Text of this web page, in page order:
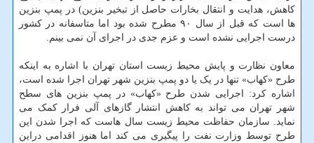
کاهش، هدایت و انتقال بخارات حاصل از تبخیر بنزین) در پمپ بنزین
ها است که قبل از سال ۹۰ مطرح شده بود اما متاسفانه در کشور
درست اجرایی نشده است و عزم جدی در اجرای آن نمی بینم.
معاون نظارت و پایش محیط زیست استان تهران با اشاره به اینکه
طرح «کهاب» تنها در یک یا دو پمپ بنزین شهر تهران اجرا شده است،
اشاره کرد: اجرایی شدن طرح «کهاب» در پمپ بنزین های سطح
شهر تهران می تواند به کاهش انتشار گازهای آلی فرار کمک می
نماید. سازمان حفاظت محیط زیست سال هاست که اجرا شدن این
طرح توسط وزارت نفت را پیگیری می کند اما هنوز اقدامی دراین